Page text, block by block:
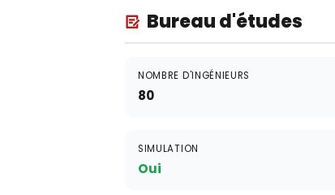
Bureau d'études
NOMBRE D'INGÉNIEURS
80
SIMULATION
Oui